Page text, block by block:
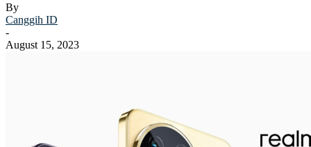
By
Canggih ID
-
August 15, 2023